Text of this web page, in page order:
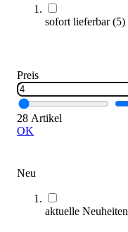
sofort lieferbar(5)
Preis
28 Artikel
OK
Neu
aktuelle Neuheiten
Zum Produkt
Längere Lieferzeit